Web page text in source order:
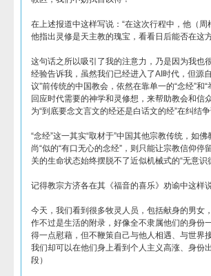
在上述报道中这样写说：“在这次行程中，他（
他指出灵修是天主教的瑰宝，看看日后能否在这
这句话之所以吸引了我的注意力，乃是因为我也
经验告诉我，虽然我们已经进入了AI时代，但源
议”前传统的中国教会，依然在靠单一的“念经”
回应时代需要的神学和灵修想，来帮助教会和信
为“到底要念文言文的经还是白话文的经”在纠结争
“念经”这一其实“取材于”中国其他宗教传统，如
尚“似的“有口无心的念经”，则只能让宗教信仰
关的生命状态始终摆脱不了近似机械式的“无意识
记得教宗方济各在其《福音的喜乐》劝谕中这样
今天，我们看到很多牧灵人员，包括献身的男女
作不过是生活的附录，好像全不隶属他们的身份
得一点慰藉，但不鞭策自己与他人相遇、与世界
我们却可以在他们身上看到个人主义高涨、身份
段）